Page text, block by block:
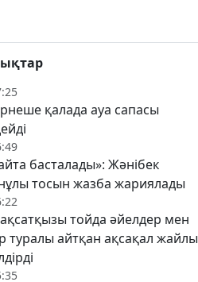
қалада ауа сапасы
басталады»: Жәнібек
тосын жазба жариялады
тойда әйелдер мен
туралы айтқан ақсақал жайлы